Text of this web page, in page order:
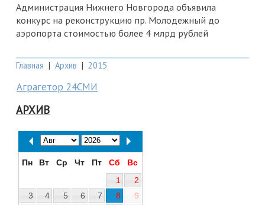
Администрация Нижнего Новгорода объявила
конкурс на реконструкцию пр. Молодежный до
аэропорта стоимостью более 4 млрд рублей
Главная | Архив | 2015
Аграгетор 24СМИ
АРХИВ
Пн Вт Ср Чт Пт Сб
Вс
1
2
3
4 5 6 7 8
9